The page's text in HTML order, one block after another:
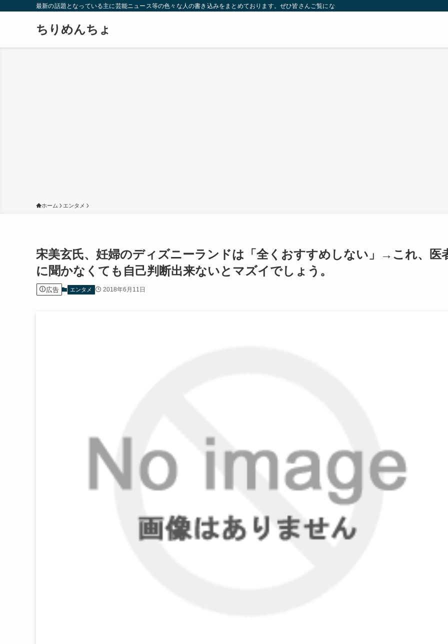
最新の話題となっている主に芸能ニュース等の色々な人の書き込みをまとめております。ぜひ皆さんご覧になっていってください。
ちりめんちょ
ホーム エンタメ
宋美玄氏、妊婦のディズニーランドは「全くおすすめしない」→これ、医
に聞かなくても自己判断出来ないとマズイでしょう。
広告 エンタメ 2018年6月11日